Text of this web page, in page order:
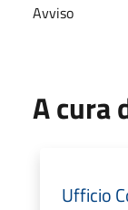
Avviso
A cura
Ufficio